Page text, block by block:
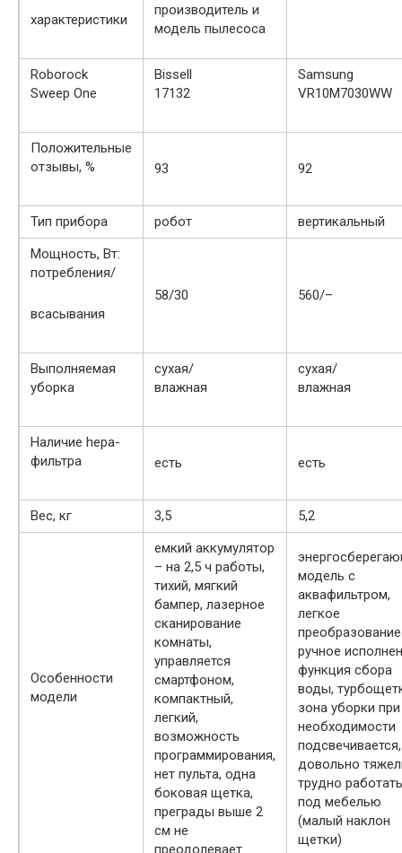
характеристики
производитель и
модель пылесоса
Roborock
Sweep One
Bissell
17132
Samsung
VR10M7030WW
Положительные
отзывы, %
93 92
Тип прибора робот
вертикальный
Мощность, Вт:
потребления/
всасывания
58/30 560/–
Выполняемая
уборка
сухая/
влажная
сухая/
влажная
Наличие heра-
фильтра
есть есть
Вес, кг 3,5 5,2
Особенности
модели
емкий аккумулятор
– на 2,5 ч работы,
тихий, мягкий
бампер, лазерное
сканирование
комнаты,
управляется
смартфоном,
компактный,
легкий,
возможность
программирования,
нет пульта, одна
боковая щетка,
преграды выше 2
см не
преодолевает
модель с
аквафильтром,
легкое
ручное
функция сбора
воды,
зона уборки при
необходимости
подсвечивается,
довольно
трудно работать
под мебелью
(малый наклон
щетки)